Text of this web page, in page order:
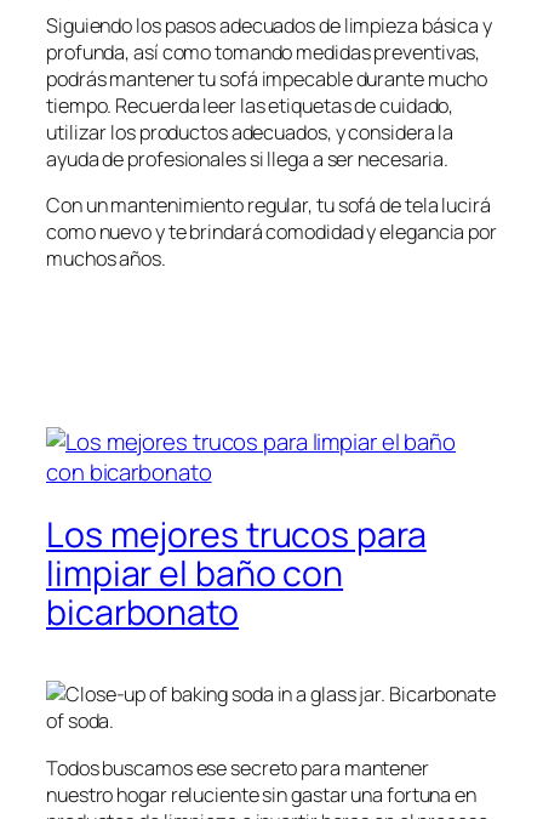
Siguiendo los pasos adecuados de limpieza básica y
profunda, así como tomando medidas preventivas,
podrás mantener tu sofá impecable durante mucho
tiempo. Recuerda leer las etiquetas de cuidado,
utilizar los productos adecuados, y considera la
ayuda de profesionales si llega a ser necesaria.
Con un mantenimiento regular, tu sofá de tela lucirá
como nuevo y te brindará comodidad y elegancia por
muchos años.
Los mejores trucos para
limpiar el baño con
bicarbonato
Todos buscamos ese secreto para mantener
nuestro hogar reluciente sin gastar una fortuna en